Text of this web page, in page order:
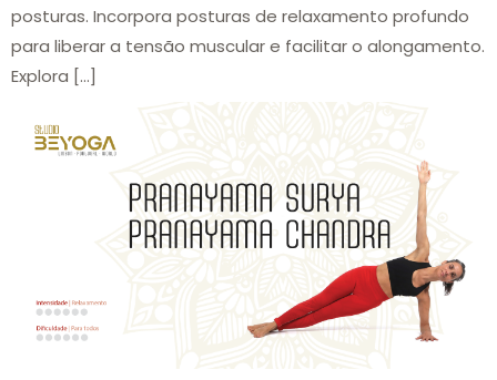
posturas. Incorpora posturas de relaxamento profundo
para liberar a tensão muscular e facilitar o alongamento.
Explora […]